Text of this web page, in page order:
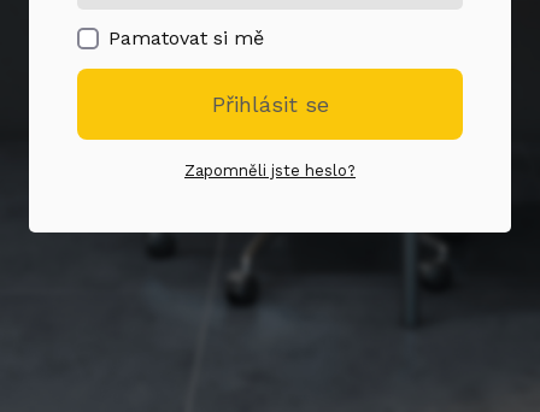
Pamatovat si mě
Přihlásit se
Zapomněli jste heslo?